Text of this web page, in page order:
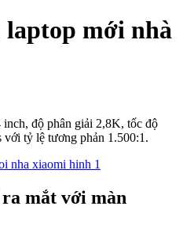
mới nhà
độ phân giải 2,8K, tốc độ
tỷ lệ tương phản 1.500:1.
mắt với màn